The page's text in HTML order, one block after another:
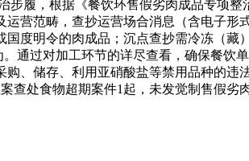
履，根据《餐饮环售假劣肉成品专项整
营范畴，查抄运营场合消息（含电子形
度明令的肉成品；沉点查抄需冷冻（藏
通过对加工环节的详尽查看，确保餐饮
、储存、利用亚硝酸盐等禁用品种的违
查处食物超期案件1起，未发觉制售假劣